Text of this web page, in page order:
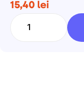
15,40 leiEvaluare